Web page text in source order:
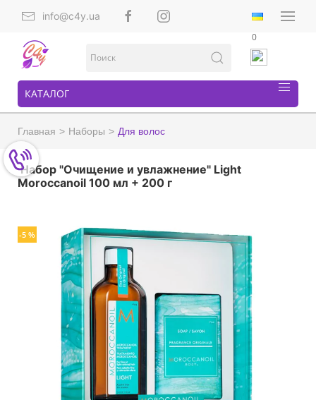
info@c4y.ua
0
КАТАЛОГ
Главная Наборы Для волос
Набор "Очищение и увлажнение" Light
Moroccanoil 100 мл + 200 г
-5 %